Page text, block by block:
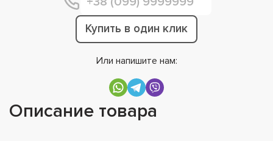
Купить в один клик
Или напишите нам:
Описание товара